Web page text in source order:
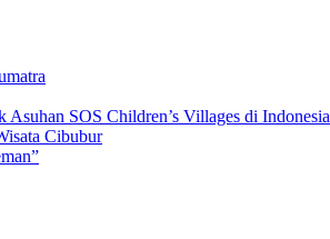
SOS Children’s Villages di Indonesia
Cibubur